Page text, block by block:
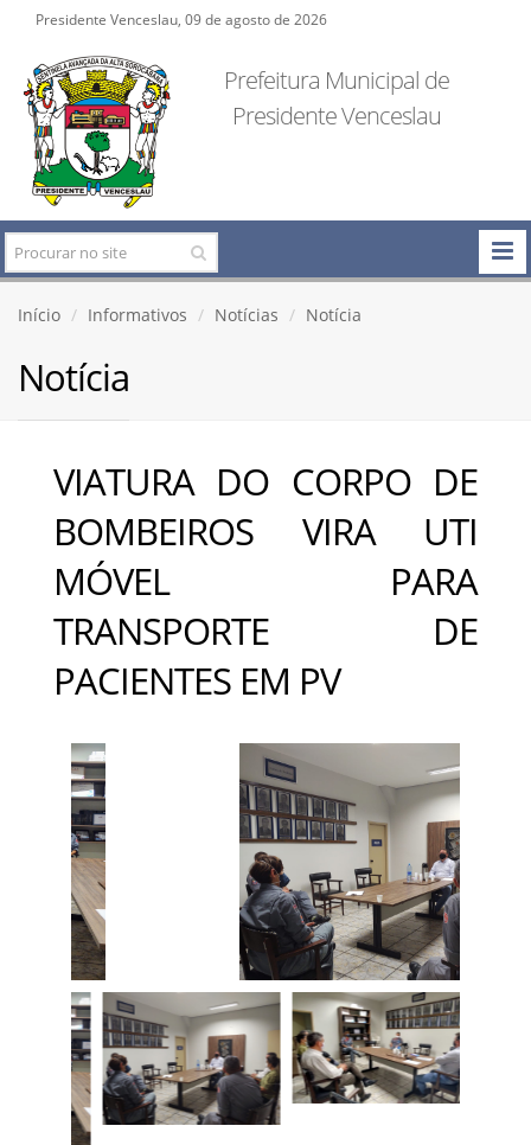
Presidente Venceslau, 09 de agosto de 2026
Prefeitura Municipal de
Presidente Venceslau
Início Informativos Notícias Notícia
Notícia
VIATURA DO CORPO DE
BOMBEIROS VIRA UTI
MÓVEL PARA
TRANSPORTE DE
PACIENTES EM PV